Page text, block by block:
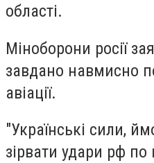
області.
Міноборони росії
завдано навмисно
авіації.
"Українські сили,
зірвати удари рф